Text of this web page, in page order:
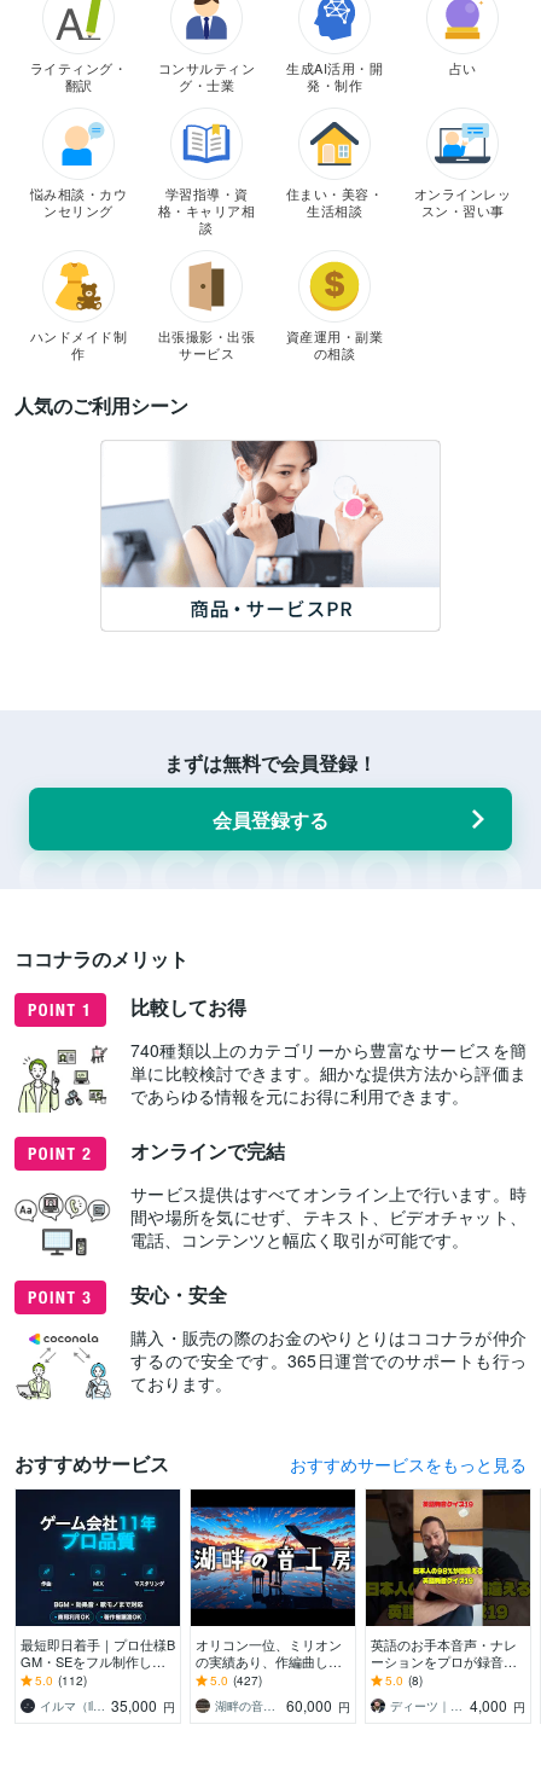
ライティング・
翻訳
コンサルティン
グ・士業
生成AI活用・開
発・制作
占い
悩み相談・カウ
ンセリング
学習指導・資
格・キャリア相
談
住まい・美容・
生活相談
オンラインレッ
スン・習い事
ハンドメイド制
作
出張撮影・出張
サービス
資産運用・副業
の相談
人気のご利用シーン
まずは無料で会員登録！
会員登録する
ココナラのメリット
比較してお得
740種類以上のカテゴリーから豊富なサービスを簡
単に比較検討できます。細かな提供方法から評価ま
であらゆる情報を元にお得に利用できます。
オンラインで完結
サービス提供はすべてオンライン上で行います。時
間や場所を気にせず、テキスト、ビデオチャット、
電話、コンテンツと幅広く取引が可能です。
安心・安全
購入・販売の際のお金のやりとりはココナラが仲介
するので安全です。365日運営でのサポートも行っ
ております。
おすすめサービス おすすめサービスをもっと見る
最短即日着手｜プロ仕様B
GM・SEをフル制作しま
す ゲーム会社11年の実
績。高評価の丁寧な対応
で理想を形に。
5.0 (112)
35,000 円
オリコン一位、ミリオン
の実績あり、作編曲しま
す ピアノが特に得意で
す。ピアノアレンジはお
任せください。
5.0 (427)
60,000 円
英語のお手本音声・ナレ
ーションをプロが録音し
ます 【全国優勝9回コー
チ】声優歴20年のネイテ
ィブ
5.0 (8)
4,000 円